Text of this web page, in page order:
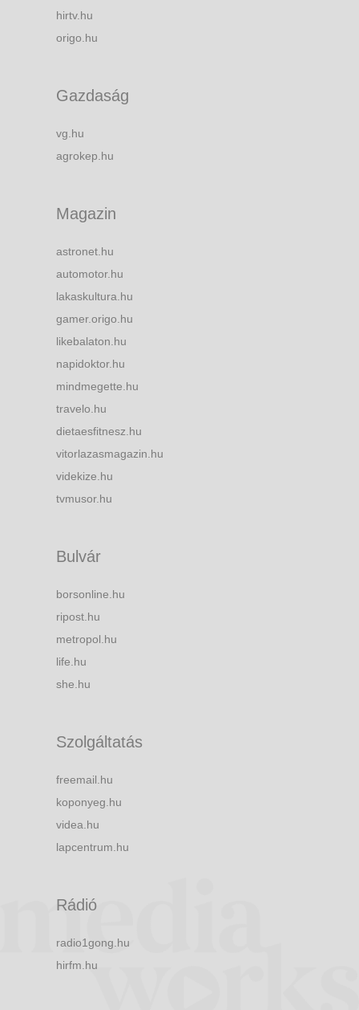
hirtv.hu
origo.hu
Gazdaság
vg.hu
agrokep.hu
Magazin
astronet.hu
automotor.hu
lakaskultura.hu
gamer.origo.hu
likebalaton.hu
napidoktor.hu
mindmegette.hu
travelo.hu
dietaesfitnesz.hu
vitorlazasmagazin.hu
videkize.hu
tvmusor.hu
Bulvár
borsonline.hu
ripost.hu
metropol.hu
life.hu
she.hu
Szolgáltatás
freemail.hu
koponyeg.hu
videa.hu
lapcentrum.hu
Rádió
radio1gong.hu
hirfm.hu